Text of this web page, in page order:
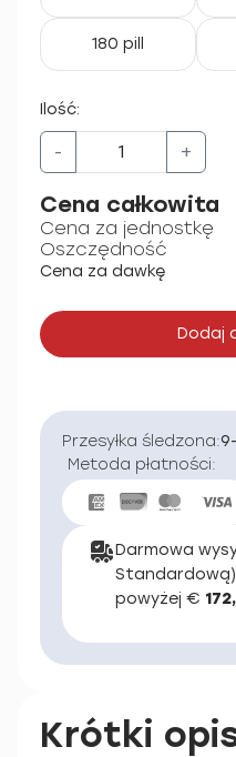
180 pill
Ilość:
- +
Cena całkowita
Cena za jednostkę
Oszczędność
Cena za dawkę
Dodaj
Przesyłka śledzona:
Metoda płatności:
Darmowa
powyżej €
Krótki